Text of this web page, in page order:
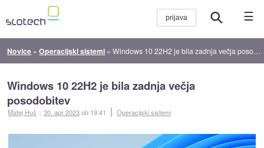
☰
Novice »Operacijski sistemi »Windows 10 22H2 je bila zadnja večja posodobitev
Windows 10 22H2 je bila zadnja večja
posodobitev
Matej Huš ::30. apr 2023ob 19:41 Operacijski sistemi